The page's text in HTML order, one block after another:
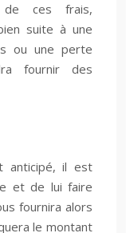
de ces frais,
suite à une
ou une perte
fournir des
anticipé, il est
et de lui faire
fournira alors
le montant